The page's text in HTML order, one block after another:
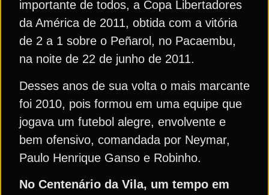
importante de todos, a Copa Libertadores
da América de 2011, obtida com a vitória
de 2 a 1 sobre o Peñarol, no Pacaembu,
na noite de 22 de junho de 2011.
Desses anos de sua volta o mais marcante
foi 2010, pois formou em uma equipe que
jogava um futebol alegre, envolvente e
bem ofensivo, comandada por Neymar,
Paulo Henrique Ganso e Robinho.
No Centenário da Vila, um tempo em